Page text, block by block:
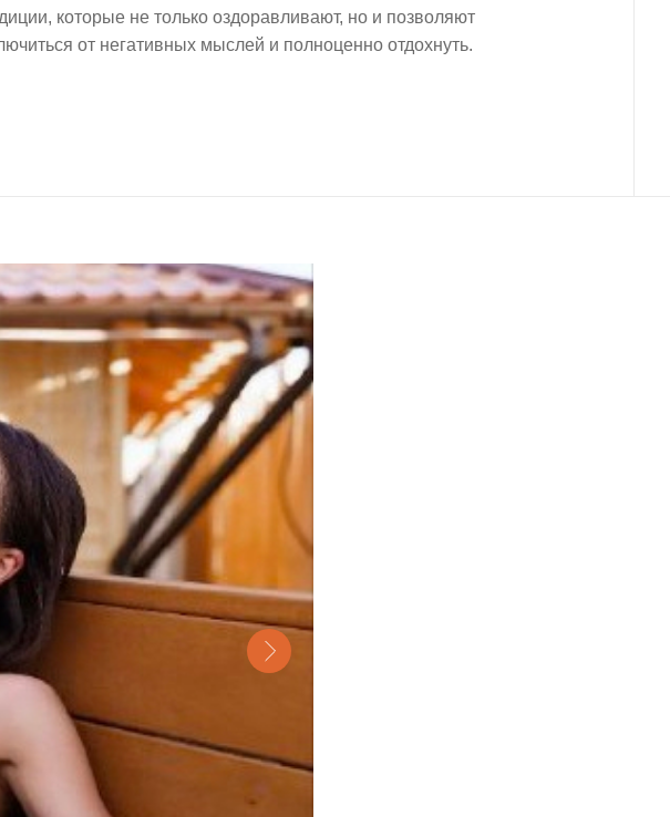
которые не только оздоравливают, но и позволяют
от негативных мыслей и полноценно отдохнуть.